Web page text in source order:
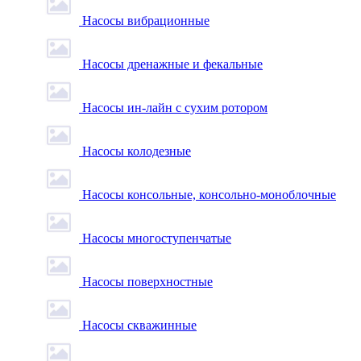
Насосы вибрационные
Насосы дренажные и фекальные
Насосы ин-лайн с сухим ротором
Насосы колодезные
Насосы консольные, консольно-моноблочные
Насосы многоступенчатые
Насосы поверхностные
Насосы скважинные